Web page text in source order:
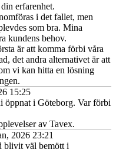
erfarenhet.
i det fallet, men
som bra. Mina
kundens behov.
är att komma förbi våra
det andra alternativet är att
vi kan hitta en lösning
15:25
öppnat i Göteborg. Var förbi
av Tavex.
2026 23:21
blivit väl bemött i